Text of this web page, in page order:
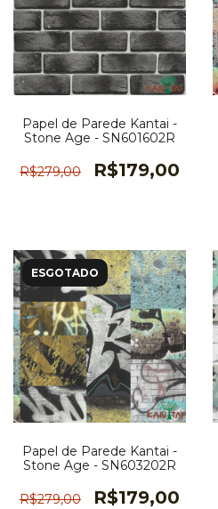
Papel de Parede Kantai -
Stone Age - SN601602R
R$279,00 R$179,00
ESGOTADO
Papel de Parede Kantai -
Stone Age - SN603202R
R$279,00 R$179,00